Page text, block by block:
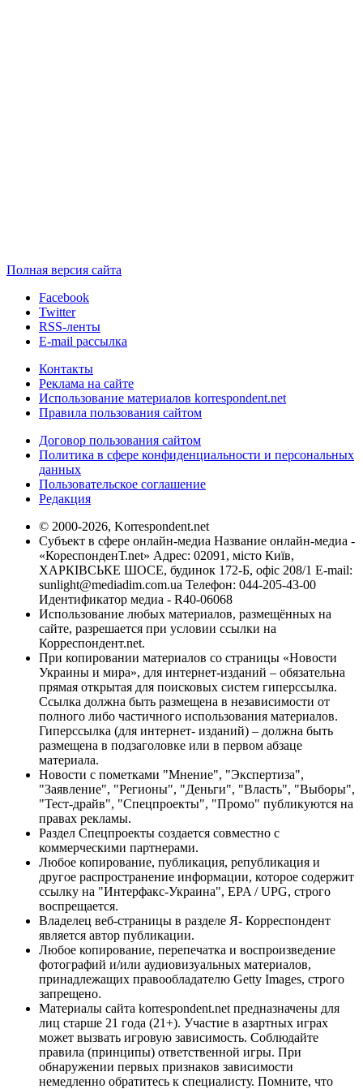
Полная версия сайта
Facebook
Twitter
RSS-ленты
E-mail рассылка
Контакты
Реклама на сайте
Использование материалов korrespondent.net
Правила пользования сайтом
Договор пользования сайтом
Политика в сфере конфиденциальности и персональных
данных
Пользовательское соглашение
Редакция
© 2000-2026, Korrespondent.net
Субъект в сфере онлайн-медиа Название онлайн-медиа -
«КореспонденТ.net» Адрес: 02091, місто Київ,
ХАРКІВСЬКЕ ШОСЕ, будинок 172-Б, офіс 208/1 E-mail:
sunlight@mediadim.com.ua Телефон: 044-205-43-00
Идентификатор медиа - R40-06068
Использование любых материалов, размещённых на
сайте, разрешается при условии ссылки на
Корреспондент.net.
При копировании материалов со страницы «Новости
Украины и мира», для интернет-изданий – обязательна
прямая открытая для поисковых систем гиперссылка.
Ссылка должна быть размещена в независимости от
полного либо частичного использования материалов.
Гиперссылка (для интернет- изданий) – должна быть
размещена в подзаголовке или в первом абзаце
материала.
Новости с пометками "Мнение", "Экспертиза",
"Заявление", "Регионы", "Деньги", "Власть", "Выборы",
"Тест-драйв", "Спецпроекты", "Промо" публикуются на
правах рекламы.
Раздел Спецпроекты создается совместно с
коммерческими партнерами.
Любое копирование, публикация, републикация и
другое распространение информации, которое содержит
ссылку на "Интерфакс-Украина", EPA / UPG, строго
воспрещается.
Владелец веб-страницы в разделе Я- Корреспондент
является автор публикации.
Любое копирование, перепечатка и воспроизведение
фотографий и/или аудиовизуальных материалов,
принадлежащих правообладателю Getty Images, строго
запрещено.
Материалы сайта korrespondent.net предназначены для
лиц старше 21 года (21+). Участие в азартных играх
может вызвать игровую зависимость. Соблюдайте
правила (принципы) ответственной игры. При
обнаружении первых признаков зависимости
немедленно обратитесь к специалисту. Помните, что